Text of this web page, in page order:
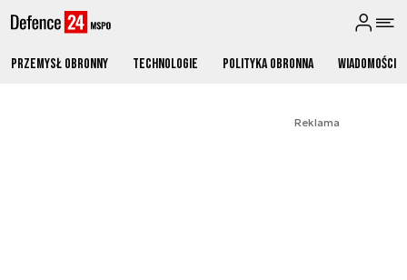
Przemysł obronny Technologie Polityka obronna Wiadomości
Reklama